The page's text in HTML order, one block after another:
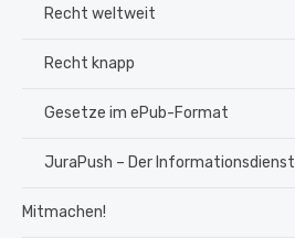
Recht weltweit
Recht knapp
Gesetze im ePub-Format
JuraPush – Der
Mitmachen!